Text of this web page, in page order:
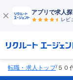
アプリで求人
レビ
転職・求人トップ/ ５０